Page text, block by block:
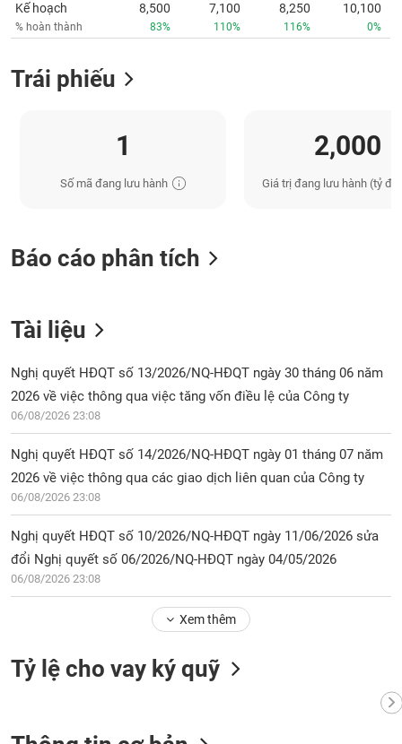
Kế hoạch
% hoàn thành
8,500
83%
7,100
110%
8,250
116%
10,100
0%
Trái phiếu
1
Số mã đang lưu hành
2,000
Giá trị đang lưu hành (tỷ
Báo cáo phân tích
Tài liệu
Nghị quyết HĐQT số 13/2026/NQ-HĐQT ngày 30 tháng 06 năm
2026 về việc thông qua việc tăng vốn điều lệ của Công ty
06/08/2026 23:08
Nghị quyết HĐQT số 14/2026/NQ-HĐQT ngày 01 tháng 07 năm
2026 về việc thông qua các giao dịch liên quan của Công ty
06/08/2026 23:08
Nghị quyết HĐQT số 10/2026/NQ-HĐQT ngày 11/06/2026 sửa
đổi Nghị quyết số 06/2026/NQ-HĐQT ngày 04/05/2026
06/08/2026 23:08
Xem thêm
Tỷ lệ cho vay ký quỹ